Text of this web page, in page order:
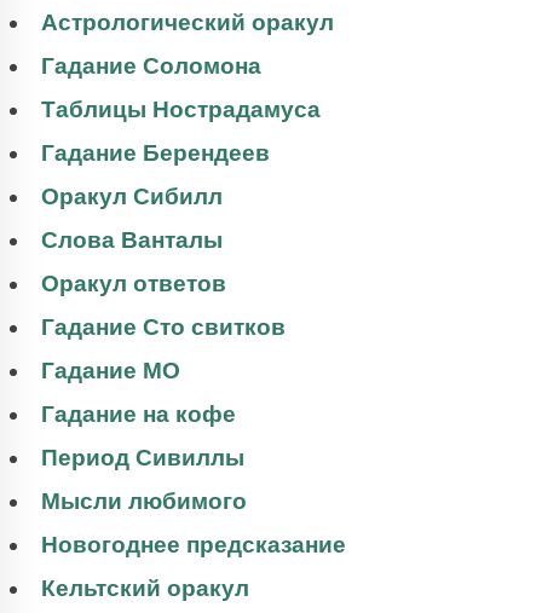
Астрологический оракул
Гадание Соломона
Таблицы Нострадамуса
Гадание Берендеев
Оракул Сибилл
Слова Ванталы
Оракул ответов
Гадание Сто свитков
Гадание МО
Гадание на кофе
Период Сивиллы
Мысли любимого
Новогоднее предсказание
Кельтский оракул